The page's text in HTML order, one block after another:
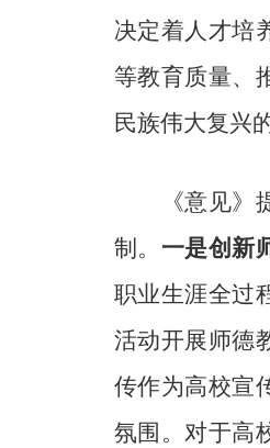
决定着人才培
等教育质量、
民族伟大复兴
《意见
制。 一是创新
职业生涯全过
活动开展师德
传作为高校宣
氛围。对于高